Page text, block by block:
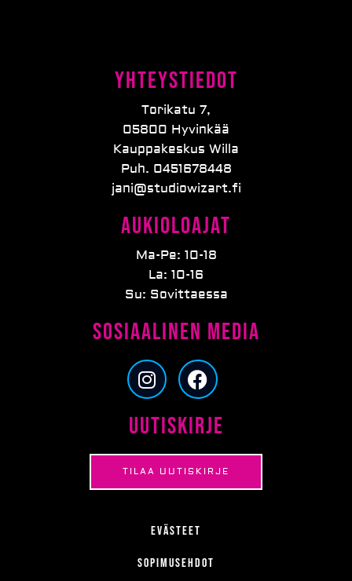
Yhteystiedot
Torikatu 7,
05800 Hyvinkää
Kauppakeskus Willa
Puh. 0451678448
jani@studiowizart.fi
Aukioloajat
Ma-Pe: 10-18
La: 10-16
Su: Sovittaessa
Sosiaalinen media
I
n
t
g
r
m
F
a
e
o
o
Uutiskirje
TILAA UUTISKIRJE
Evästeet
Sopimusehdot